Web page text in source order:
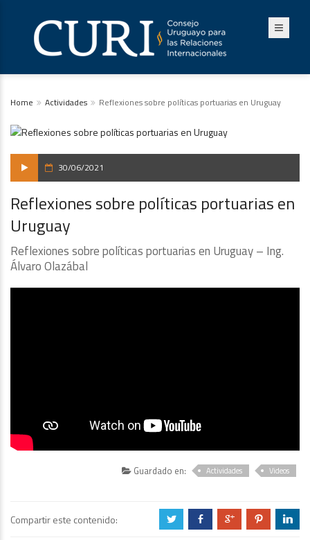
Home Actividades Reflexiones sobre políticas portuarias en Uruguay
30/06/2021
Reflexiones sobre políticas portuarias en
Uruguay
Reflexiones sobre políticas portuarias en Uruguay – Ing.
Álvaro Olazábal
Guardado en: Actividades Videos
Compartir este contenido: a b c d j